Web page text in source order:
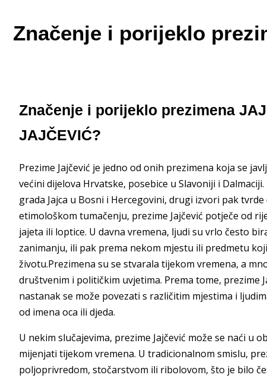
Značenje i porijeklo
Značenje i porijeklo prezimena
JAJČEVIĆ?
Prezime Jajčević je jedno od onih prezimena koja se
većini dijelova Hrvatske, posebice u Slavoniji i
grada Jajca u Bosni i Hercegovini, drugi izvori pak
etimološkom tumačenju, prezime Jajčević potječe od
jajeta ili loptice. U davna vremena, ljudi su vrlo često
zanimanju, ili pak prema nekom mjestu ili predmetu
životu.Prezimena su se stvarala tijekom vremena, a
društvenim i političkim uvjetima. Prema tome, prezime
nastanak se može povezati s različitim mjestima i
od imena oca ili djeda.
U nekim slučajevima, prezime Jajčević može se naći u
mijenjati tijekom vremena. U tradicionalnom smislu,
poljoprivredom, stočarstvom ili ribolovom, što je bilo